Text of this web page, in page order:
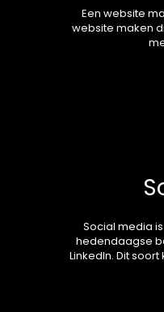
Een website
website maken
Social media
hedendaagse
LinkedIn. Dit